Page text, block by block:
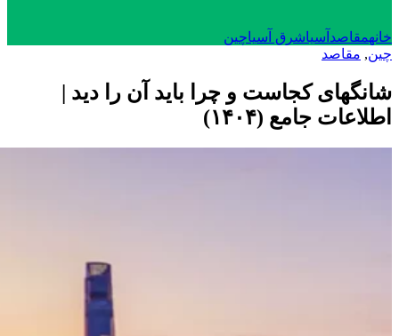
خانهمقاصد آسیاشرق آسیاچین
چین, مقاصد
شانگهای کجاست و چرا باید آن را دید |
اطلاعات جامع (۱۴۰۴)